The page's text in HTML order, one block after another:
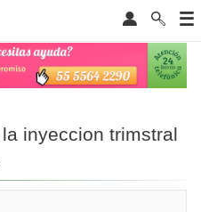
inyeccion trimstral